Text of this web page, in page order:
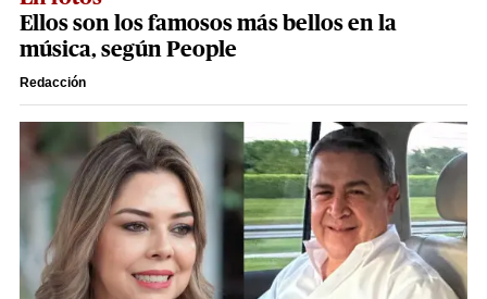
Ellos son los famosos más bellos en la
música, según People
Redacción